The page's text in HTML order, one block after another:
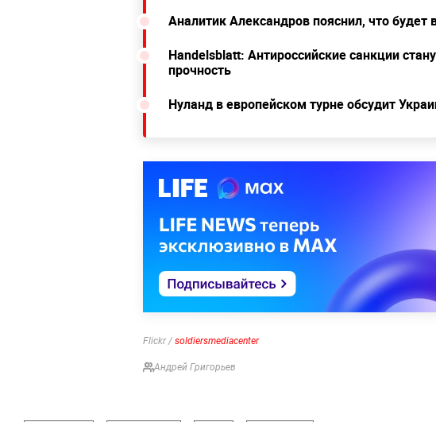
Аналитик Александров пояснил, что будет
Handelsblatt: Антироссийские санкции
прочность
Нуланд в европейском турне обсудит
Flickr / soldiersmediacenter
Андрей Григорьев